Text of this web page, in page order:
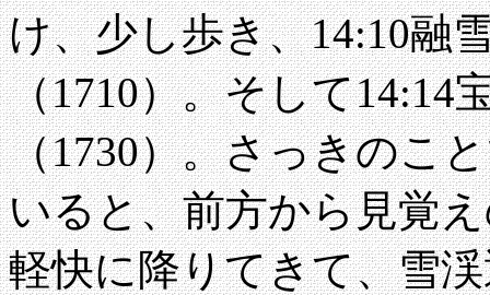
け、少し歩き、14:10融
（1710）。そして14:14
（1730）。さっきのこ
いると、前方から見覚
軽快に降りてきて、雪